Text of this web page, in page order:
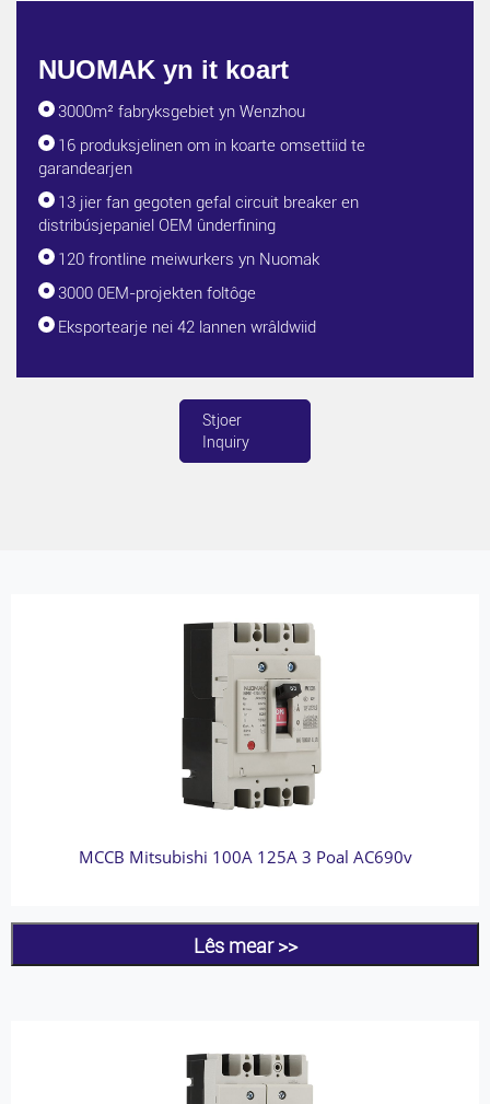
NUOMAK yn it koart
3000m² fabryksgebiet yn Wenzhou
16 produksjelinen om in koarte omsettiid te
garandearjen
13 jier fan gegoten gefal circuit breaker en
distribúsjepaniel OEM ûnderfining
120 frontline meiwurkers yn Nuomak
3000 0EM-projekten foltôge
Eksportearje nei 42 lannen wrâldwiid
Stjoer
Inquiry
MCCB Mitsubishi 100A 125A 3 Poal AC690v
Lês mear >>